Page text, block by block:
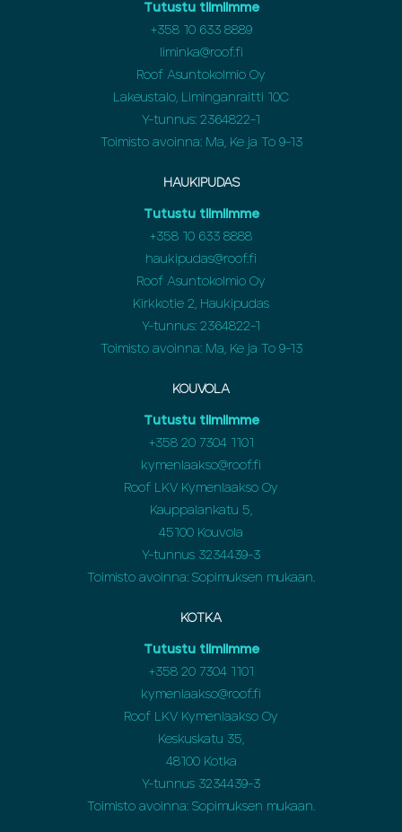
Tutustu tiimiimme
+35810 633 8889
liminka@roof.fi
Roof Asuntokolmio Oy
Lakeustalo, Liminganraitti 10C
Y-tunnus: 2364822-1
Toimisto avoinna: Ma, Ke ja To 9-13
HAUKIPUDAS
Tutustu tiimiimme
+358 10 633 8888
haukipudas@roof.fi
Roof Asuntokolmio Oy
Kirkkotie 2, Haukipudas
Y-tunnus: 2364822-1
Toimisto avoinna: Ma, Ke ja To 9-13
KOUVOLA
Tutustu tiimiimme
+358 20 7304 1101
kymenlaakso@roof.fi
Roof LKV Kymenlaakso Oy
Kauppalankatu 5,
45100 Kouvola
Y-tunnus 3234439-3
Toimisto avoinna: Sopimuksen mukaan.
KOTKA
Tutustu tiimiimme
+358 20 7304 1101
kymenlaakso@roof.fi
Roof LKV Kymenlaakso Oy
Keskuskatu 35,
48100 Kotka
Y-tunnus 3234439-3
Toimisto avoinna: Sopimuksen mukaan.